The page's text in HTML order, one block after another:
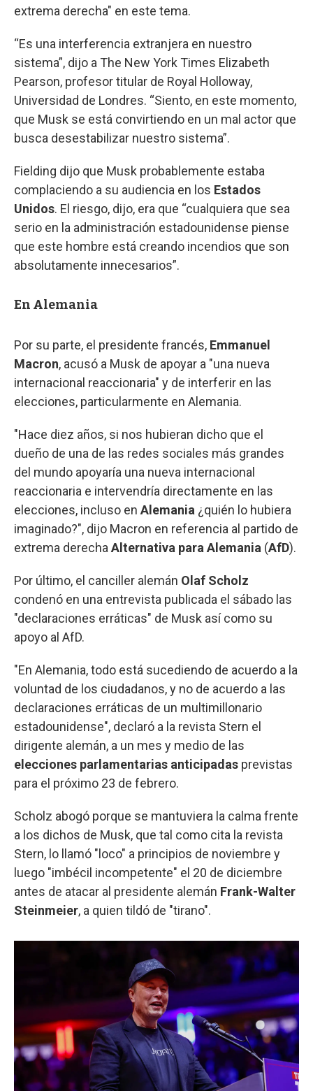
extrema derecha" en este tema.
“Es una interferencia extranjera en nuestro
sistema”, dijo a The New York Times Elizabeth
Pearson, profesor titular de Royal Holloway,
Universidad de Londres. “Siento, en este momento,
que Musk se está convirtiendo en un mal actor que
busca desestabilizar nuestro sistema”.
Fielding dijo que Musk probablemente estaba
complaciendo a su audiencia en los Estados
Unidos. El riesgo, dijo, era que “cualquiera que sea
serio en la administración estadounidense piense
que este hombre está creando incendios que son
absolutamente innecesarios”.
En Alemania
Por su parte, el presidente francés, Emmanuel
Macron, acusó a Musk de apoyar a "una nueva
internacional reaccionaria" y de interferir en las
elecciones, particularmente en Alemania.
"Hace diez años, si nos hubieran dicho que el
dueño de una de las redes sociales más grandes
del mundo apoyaría una nueva internacional
reaccionaria e intervendría directamente en las
elecciones, incluso en Alemania ¿quién lo hubiera
imaginado?", dijo Macron en referencia al partido de
extrema derecha Alternativa para Alemania (AfD).
Por último, el canciller alemán Olaf Scholz
condenó en una entrevista publicada el sábado las
"declaraciones erráticas" de Musk así como su
apoyo al AfD.
"En Alemania, todo está sucediendo de acuerdo a la
voluntad de los ciudadanos, y no de acuerdo a las
declaraciones erráticas de un multimillonario
estadounidense", declaró a la revista Stern el
dirigente alemán, a un mes y medio de las
elecciones parlamentarias anticipadas previstas
para el próximo 23 de febrero.
Scholz abogó porque se mantuviera la calma frente
a los dichos de Musk, que tal como cita la revista
Stern, lo llamó "loco" a principios de noviembre y
luego "imbécil incompetente" el 20 de diciembre
antes de atacar al presidente alemán Frank-Walter
Steinmeier, a quien tildó de "tirano".